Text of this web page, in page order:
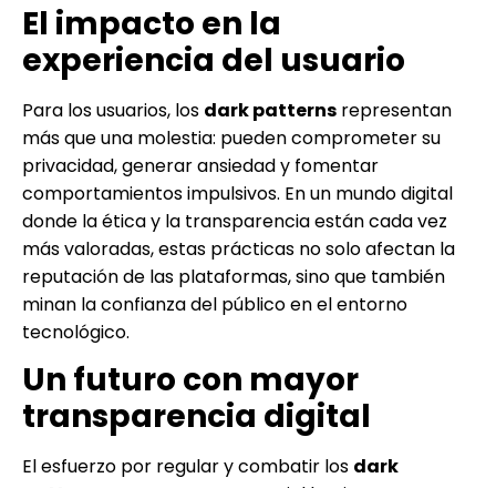
El impacto en la
experiencia del usuario
Para los usuarios, los dark patterns representan
más que una molestia: pueden comprometer su
privacidad, generar ansiedad y fomentar
comportamientos impulsivos. En un mundo digital
donde la ética y la transparencia están cada vez
más valoradas, estas prácticas no solo afectan la
reputación de las plataformas, sino que también
minan la confianza del público en el entorno
tecnológico.
Un futuro con mayor
transparencia digital
El esfuerzo por regular y combatir los dark